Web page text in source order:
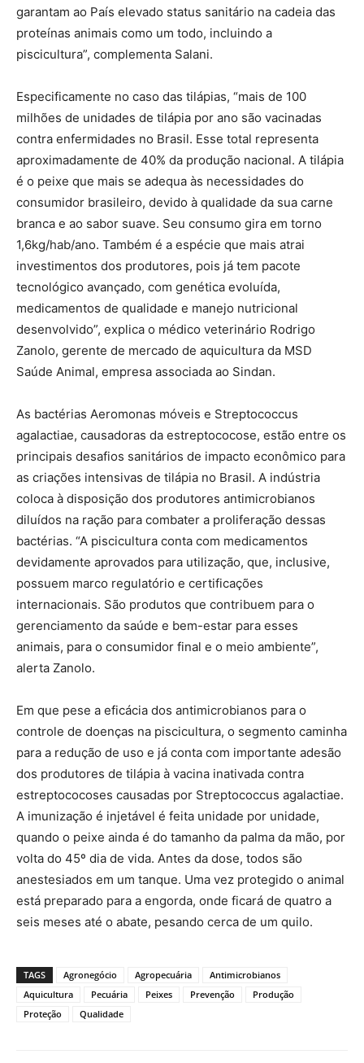
garantam ao País elevado status sanitário na cadeia das
proteínas animais como um todo, incluindo a
piscicultura”, complementa Salani.
Especificamente no caso das tilápias, “mais de 100
milhões de unidades de tilápia por ano são vacinadas
contra enfermidades no Brasil. Esse total representa
aproximadamente de 40% da produção nacional. A tilápia
é o peixe que mais se adequa às necessidades do
consumidor brasileiro, devido à qualidade da sua carne
branca e ao sabor suave. Seu consumo gira em torno
1,6kg/hab/ano. Também é a espécie que mais atrai
investimentos dos produtores, pois já tem pacote
tecnológico avançado, com genética evoluída,
medicamentos de qualidade e manejo nutricional
desenvolvido”, explica o médico veterinário Rodrigo
Zanolo, gerente de mercado de aquicultura da MSD
Saúde Animal, empresa associada ao Sindan.
As bactérias Aeromonas móveis e Streptococcus
agalactiae, causadoras da estreptococose, estão entre os
principais desafios sanitários de impacto econômico para
as criações intensivas de tilápia no Brasil. A indústria
coloca à disposição dos produtores antimicrobianos
diluídos na ração para combater a proliferação dessas
bactérias. “A piscicultura conta com medicamentos
devidamente aprovados para utilização, que, inclusive,
possuem marco regulatório e certificações
internacionais. São produtos que contribuem para o
gerenciamento da saúde e bem-estar para esses
animais, para o consumidor final e o meio ambiente”,
alerta Zanolo.
Em que pese a eficácia dos antimicrobianos para o
controle de doenças na piscicultura, o segmento caminha
para a redução de uso e já conta com importante adesão
dos produtores de tilápia à vacina inativada contra
estreptococoses causadas por Streptococcus agalactiae.
A imunização é injetável é feita unidade por unidade,
quando o peixe ainda é do tamanho da palma da mão, por
volta do 45º dia de vida. Antes da dose, todos são
anestesiados em um tanque. Uma vez protegido o animal
está preparado para a engorda, onde ficará de quatro a
seis meses até o abate, pesando cerca de um quilo.
TAGS Agronegócio Agropecuária
Antimicrobianos
Aquicultura
Pecuária Peixes Prevenção
Produção
Proteção
Qualidade